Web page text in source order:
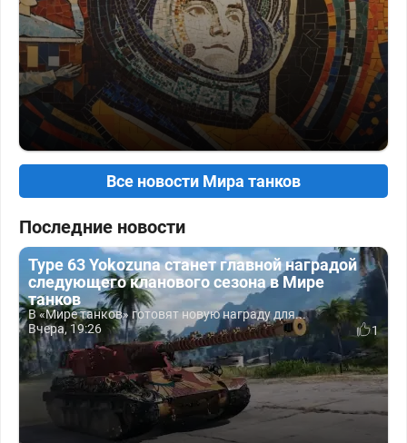
Все новости Мира танков
Последние новости
Type 63 Yokozuna станет главной наградой
следующего кланового сезона в Мире
танков
В «Мире танков» готовят новую награду для...
Вчера, 19:26
1